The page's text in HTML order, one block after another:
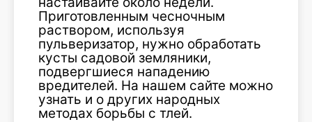
Приготовленным чесночным
раствором, используя
пульверизатор, нужно обработать
кусты садовой земляники,
подвергшиеся нападению
вредителей. На нашем сайте можно
узнать и о других народных
методах борьбы с тлей.